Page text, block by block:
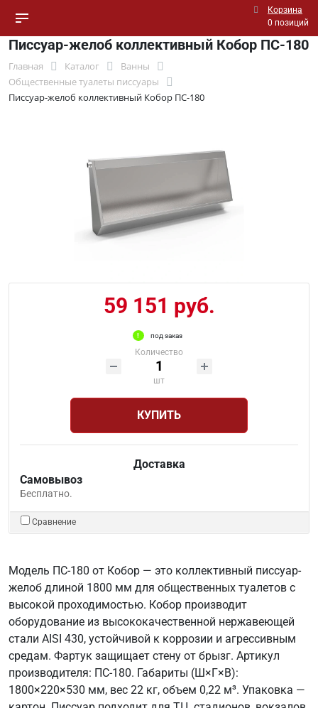
Корзина
0 позиций
Писсуар-желоб коллективный Кобор ПС-180
Главная Каталог
Ванны
Общественные туалеты писсуары
Писсуар-желоб коллективный Кобор ПС-180
59 151 руб.
под заказ
Количество
шт
КУПИТЬ
Доставка
Самовывоз
Бесплатно.
Сравнение
Модель ПС-180 от Кобор — это коллективный писсуар-
желоб длиной 1800 мм для общественных туалетов с
высокой проходимостью. Кобор производит
оборудование из высококачественной нержавеющей
стали AISI 430, устойчивой к коррозии и агрессивным
средам. Фартук защищает стену от брызг. Артикул
производителя: ПС-180. Габариты (Ш×Г×В):
1800×220×530 мм, вес 22 кг, объем 0,22 м³. Упаковка —